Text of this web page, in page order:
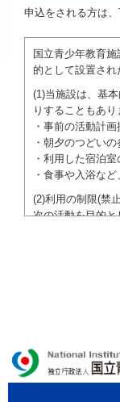
申込をされる方は
国立青少年教育
的として設置され
(1)当施設は、基
りすることもあり
・事前の活動計画
・朝夕のつどいの
・利用した宿泊
・食事や入浴な
(2)利用の制限(禁
次の活動を目的
●特定の政党を
●特定の宗教を
域での勧誘活動